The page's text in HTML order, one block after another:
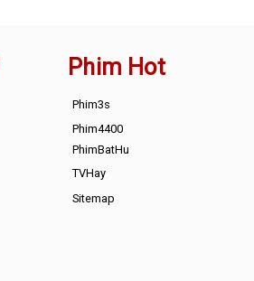
Phim Hot
Phim3s
Phim4400
PhimBatHu
TVHay
Sitemap